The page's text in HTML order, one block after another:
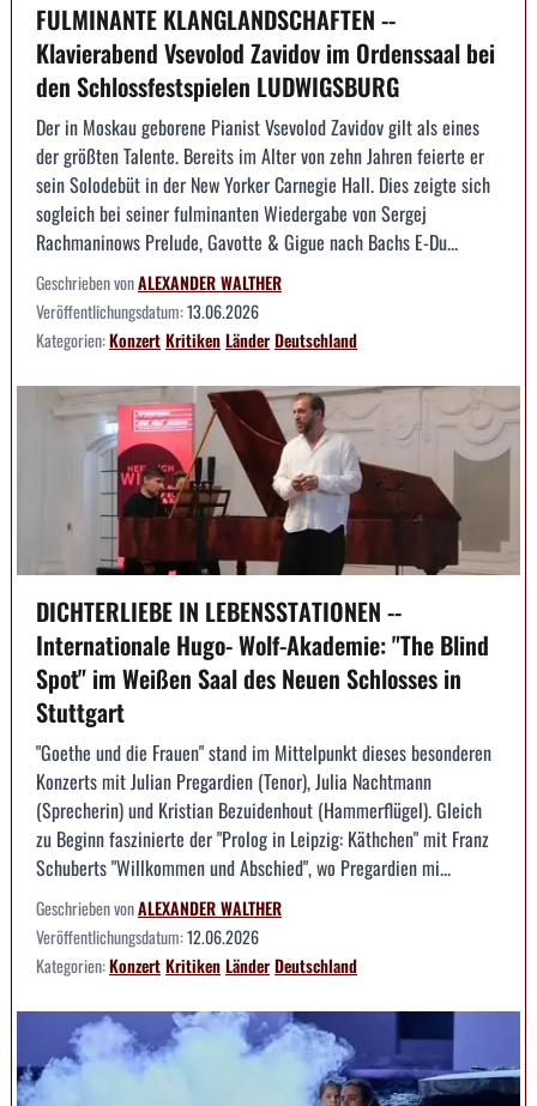
FULMINANTE KLANGLANDSCHAFTEN --
Klavierabend Vsevolod Zavidov im Ordenssaal bei
den Schlossfestspielen LUDWIGSBURG
Der in Moskau geborene Pianist Vsevolod Zavidov gilt als eines
der größten Talente. Bereits im Alter von zehn Jahren feierte er
sein Solodebüt in der New Yorker Carnegie Hall. Dies zeigte sich
sogleich bei seiner fulminanten Wiedergabe von Sergej
Rachmaninows Prelude, Gavotte & Gigue nach Bachs E-Du...
Geschrieben vonALEXANDER WALTHER
Veröffentlichungsdatum:13.06.2026
Kategorien:KonzertKritikenLänderDeutschland
DICHTERLIEBE IN LEBENSSTATIONEN --
Internationale Hugo- Wolf-Akademie: "The Blind
Spot" im Weißen Saal des Neuen Schlosses in
Stuttgart
"Goethe und die Frauen" stand im Mittelpunkt dieses besonderen
Konzerts mit Julian Pregardien (Tenor), Julia Nachtmann
(Sprecherin) und Kristian Bezuidenhout (Hammerflügel). Gleich
zu Beginn faszinierte der "Prolog in Leipzig: Käthchen" mit Franz
Schuberts "Willkommen und Abschied", wo Pregardien mi...
Geschrieben vonALEXANDER WALTHER
Veröffentlichungsdatum:12.06.2026
Kategorien:KonzertKritikenLänderDeutschland